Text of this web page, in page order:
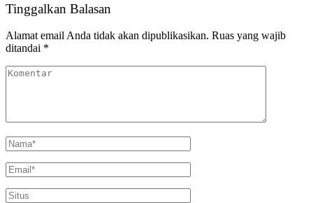
Tinggalkan Balasan
Alamat email Anda tidak akan dipublikasikan. Ruas yang wajib
ditandai *